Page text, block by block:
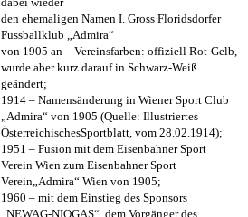
den ehemaligen Namen I. Gross Floridsdorfer
Fussballklub „Admira“
von 1905 an – Vereinsfarben: offiziell Rot-Gelb,
wurde aber kurz darauf in Schwarz-Weiß
geändert;
1914 – Namensänderung in Wiener Sport Club
„Admira“ von 1905 (Quelle: Illustriertes
ÖsterreichischesSportblatt, vom 28.02.1914);
1951 – Fusion mit dem Eisenbahner Sport
Verein Wien zum Eisenbahner Sport
Verein„Admira“ Wien von 1905;
1960 – mit dem Einstieg des Sponsors
„NEWAG-NIOGAS“, dem Vorgänger des